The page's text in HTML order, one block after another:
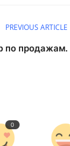
PREVIOUS ARTICLE
по продажам.
0